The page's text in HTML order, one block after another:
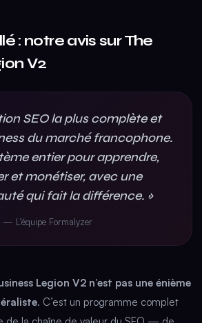
: notre avis sur The
V2
SEO la plus complète et
du marché francophone.
entier pour apprendre,
et monétiser, avec une
qui fait la différence. »
— L’équipe Formalyzer
Legion V2 n’est pas une énième
. C’est un programme complet